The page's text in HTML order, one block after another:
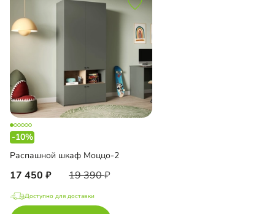
-10%
Распашной шкаф Моццо-2
17 450 19 390
Доступно для доставки